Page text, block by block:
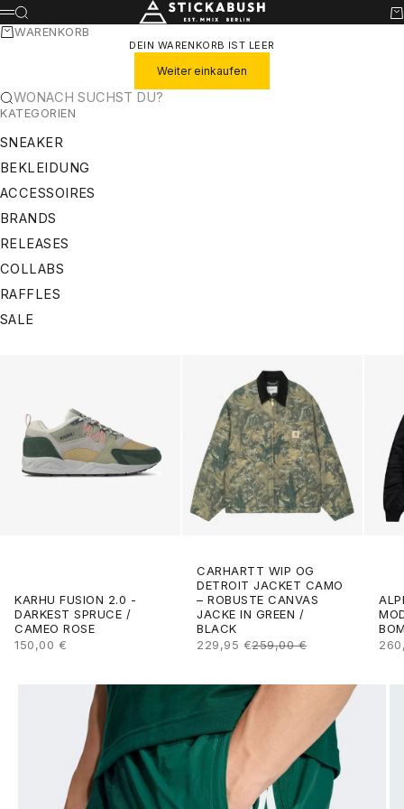
ZUM INHALT SPRINGEN STICKABUSH
MENÜ
SUCHE
WARENKORB
DEIN WARENKORB IST LEER
Weiter einkaufen
WONACH SUCHST DU?
KATEGORIEN
SNEAKER
BEKLEIDUNG
ACCESSOIRES
BRANDS
RELEASES
COLLABS
RAFFLES
SALE
KARHU FUSION 2.0 -
DARKEST SPRUCE /
CAMEO ROSE
ANGEBOT
150,00 €
CARHARTT WIP OG
DETROIT JACKET CAMO
– ROBUSTE CANVAS
JACKE IN GREEN /
BLACK
ANGEBOT
229,95 €REGULÄRER PREIS
259,00 €